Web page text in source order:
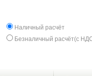
Наличный расчёт
Безналичный расчёт(с